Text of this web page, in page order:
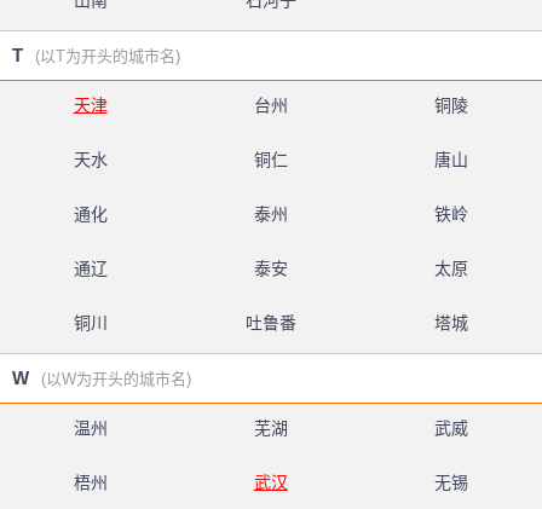
T (以T为开头的城市名)
天津 台州 铜陵
天水 铜仁 唐山
通化 泰州 铁岭
通辽 泰安 太原
铜川 吐鲁番 塔城
W (以W为开头的城市名)
温州 芜湖 武威
梧州 武汉 无锡